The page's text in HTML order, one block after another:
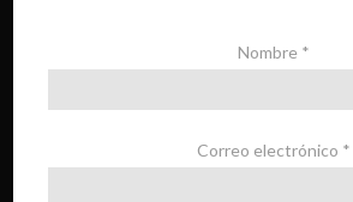
Nombre *
Correo electrónico *